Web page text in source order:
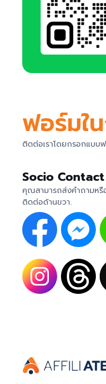
ฟอร์มใ
ติดต่อเราโดยกรอกแบบ
Socio Contact
คุณสามารถส่งคำถามหรื
ติดต่อด้านขวา.